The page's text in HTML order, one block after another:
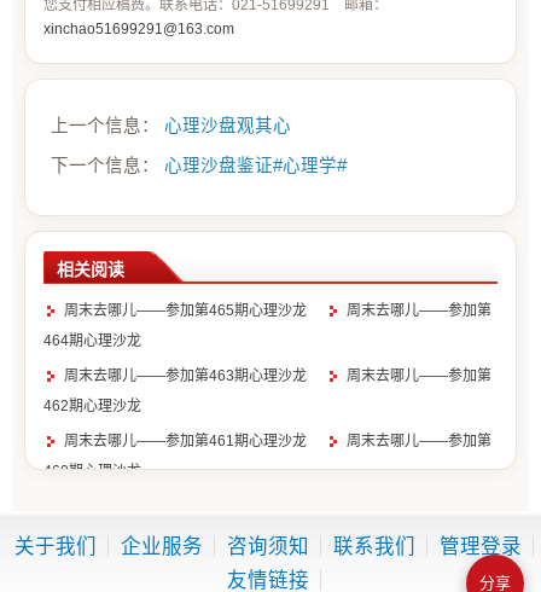
您支付相应稿费。联系电话：021-51699291 邮箱：
xinchao51699291@163.com
上一个信息： 心理沙盘观其心
下一个信息： 心理沙盘鉴证#心理学#
相关阅读
周末去哪儿——参加第465期心理沙龙
周末去哪儿——参加第
464期心理沙龙
周末去哪儿——参加第463期心理沙龙
周末去哪儿——参加第
462期心理沙龙
周末去哪儿——参加第461期心理沙龙
周末去哪儿——参加第
460期心理沙龙
458期心理沙龙
周末去哪儿——参加第457期心理沙龙 周末去哪儿——参加第
关于我们 企业服务 咨询须知 联系我们
管理登录
友情链接
分享